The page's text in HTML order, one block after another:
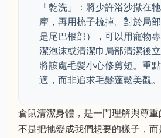
「乾洗」：將少許浴沙撒在
摩，再用梳子梳掉。對於局
是尾巴根部），可以用寵物
潔泡沫或清潔巾局部清潔後
將該處毛髮小心修剪短。重
適，而非追求毛髮蓬鬆美觀。
倉鼠清潔身體，是一門理解與尊
不是把牠變成我們想要的樣子，